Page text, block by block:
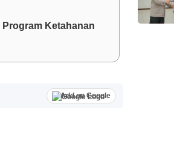
Ketahanan
Add on Google